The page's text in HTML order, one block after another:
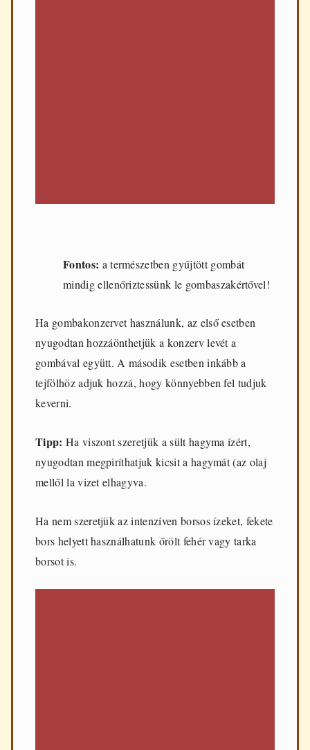
Fontos: a természetben gyűjtött gombát
mindig ellenőriztessünk le gombaszakértővel!
Ha gombakonzervet használunk, az első esetben
nyugodtan hozzáönthetjük a konzerv levét a
gombával együtt. A második esetben inkább a
tejfölhöz adjuk hozzá, hogy könnyebben fel tudjuk
keverni.
Tipp: Ha viszont szeretjük a sült hagyma ízért,
nyugodtan megpiríthatjuk kicsit a hagymát (az olaj
mellől la vizet elhagyva.
Ha nem szeretjük az intenzíven borsos ízeket, fekete
bors helyett használhatunk őrölt fehér vagy tarka
borsot is.